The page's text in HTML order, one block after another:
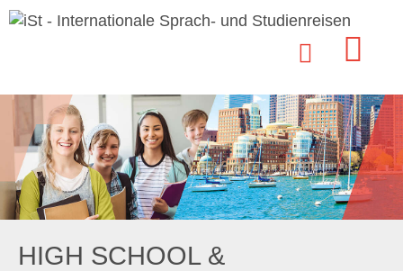
HIGH SCHOOL &